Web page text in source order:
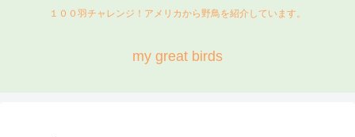
１００羽チャレンジ！アメリカから野鳥を紹介しています。
my great birds